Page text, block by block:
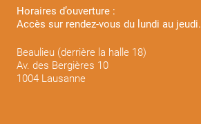
Horaires d’ouverture :
Accès sur rendez-vous du lundi au jeudi.
Beaulieu (derrière la halle 18)
Av. des Bergières 10
1004 Lausanne